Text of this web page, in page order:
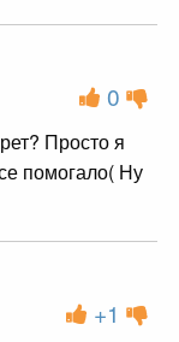
0
Просто я
помогало( Ну
+1